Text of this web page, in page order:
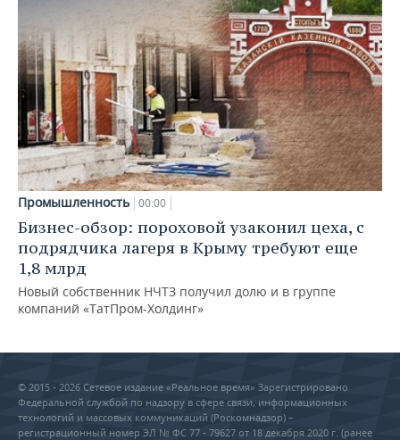
Промышленность 00:00
Бизнес-обзор: пороховой узаконил цеха, с
подрядчика лагеря в Крыму требуют еще
1,8 млрд
Новый собственник НЧТЗ получил долю и в группе
компаний «ТатПром-Холдинг»
© 2015 - 2026 Сетевое издание «Реальное время» Зарегистрировано
Федеральной службой по надзору в сфере связи, информационных
технологий и массовых коммуникаций (Роскомнадзор) –
регистрационный номер ЭЛ № ФС 77 - 79627 от 18 декабря 2020 г. (ранее